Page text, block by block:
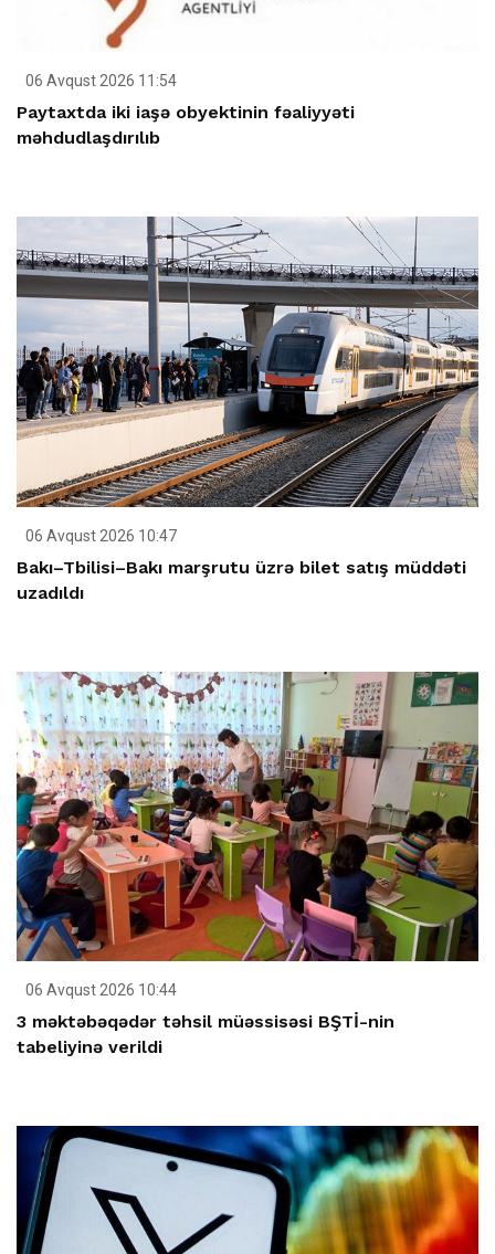
06 Avqust 2026 11:54
Paytaxtda iki iaşə obyektinin fəaliyyəti
məhdudlaşdırılıb
06 Avqust 2026 10:47
Bakı–Tbilisi–Bakı marşrutu üzrə bilet satış müddəti
uzadıldı
06 Avqust 2026 10:44
3 məktəbəqədər təhsil müəssisəsi BŞTİ-nin
tabeliyinə verildi